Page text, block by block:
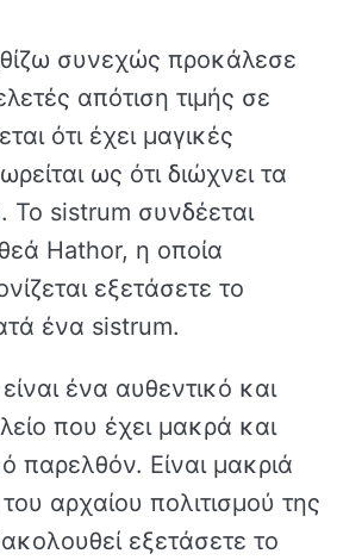
συνεχώς προκάλεσε
απότιση τιμής σε
ότι έχει μαγικές
ως ότι διώχνει τα
sistrum συνδέεται
Hathor, η οποία
εξετάσετε το
ένα sistrum.
ένα αυθεντικό και
που έχει μακρά και
παρελθόν. Είναι μακριά
αρχαίου πολιτισμού της
εξετάσετε το